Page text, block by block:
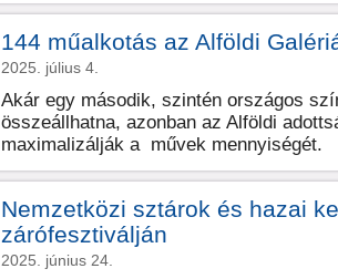
144 műalkotás az Alföldi
2025. július 4.
Akár egy második, szintén országos
összeállhatna, azonban az Alföldi
maximalizálják a művek mennyiségét.
Nemzetközi sztárok és hazai
zárófesztiválján
2025. június 24.